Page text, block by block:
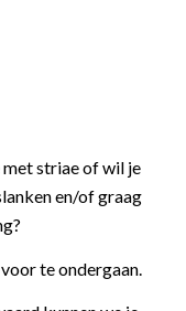
met striae of wil je
en/of graag
te ondergaan.